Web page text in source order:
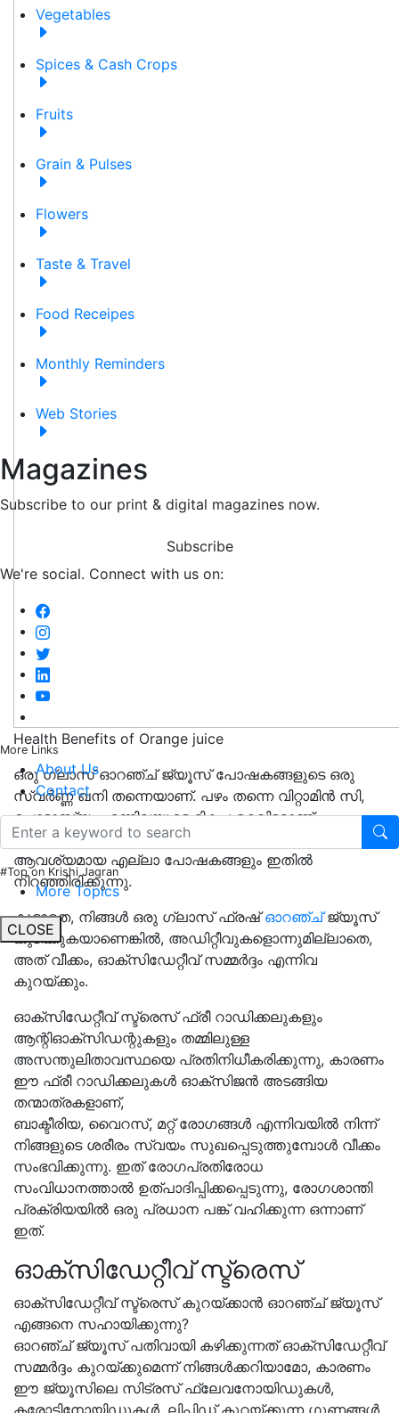
Vegetables
Spices & Cash Crops
Fruits
Grain & Pulses
Flowers
Taste & Travel
Food Receipes
Monthly Reminders
Web Stories
Magazines
Subscribe to our print & digital magazines now.
Subscribe
We're social. Connect with us on:
More Links
About Us
Contact
#Top on Krishi Jagran
More Topics
CLOSE
Health Benefits of Orange juice
ഒരു ഗ്ലാസ് ഓറഞ്ച് ജ്യൂസ് പോഷകങ്ങളുടെ ഒരു
സ്വർണ്ണ ഖനി തന്നെയാണ്. പഴം തന്നെ വിറ്റാമിൻ സി,
പൊട്ടാസ്യം എന്നിവയുടെ മികച്ച ഉറവിടമാണ്,
വിശ്വസിച്ചാലും ഇല്ലെങ്കിലും, നിങ്ങൾക്ക് ദിവസേന
ആവശ്യമായ എല്ലാ പോഷകങ്ങളും ഇതിൽ
നിറഞ്ഞിരിക്കുന്നു.
കൂടാതെ, നിങ്ങൾ ഒരു ഗ്ലാസ് ഫ്രഷ്ഓറഞ്ച്ജ്യൂസ്
കുടിക്കുകയാണെങ്കിൽ, അഡിറ്റീവുകളൊന്നുമില്ലാതെ,
അത് വീക്കം, ഓക്സിഡേറ്റീവ് സമ്മർദ്ദം എന്നിവ
കുറയ്ക്കും.
ഓക്‌സിഡേറ്റീവ് സ്ട്രെസ് ഫ്രീ റാഡിക്കലുകളും
ആന്റിഓക്‌സിഡന്റുകളും തമ്മിലുള്ള
അസന്തുലിതാവസ്ഥയെ പ്രതിനിധീകരിക്കുന്നു, കാരണം
ഈ ഫ്രീ റാഡിക്കലുകൾ ഓക്സിജൻ അടങ്ങിയ
തന്മാത്രകളാണ്,
ബാക്ടീരിയ, വൈറസ്, മറ്റ് രോഗങ്ങൾ എന്നിവയിൽ നിന്ന്
നിങ്ങളുടെ ശരീരം സ്വയം സുഖപ്പെടുത്തുമ്പോൾ വീക്കം
സംഭവിക്കുന്നു. ഇത് രോഗപ്രതിരോധ
സംവിധാനത്താൽ ഉത്പാദിപ്പിക്കപ്പെടുന്നു, രോഗശാന്തി
പ്രക്രിയയിൽ ഒരു പ്രധാന പങ്ക് വഹിക്കുന്ന ഒന്നാണ്
ഇത്.
ഓക്സിഡേറ്റീവ് സ്ട്രെസ്
ഓക്സിഡേറ്റീവ് സ്ട്രെസ് കുറയ്ക്കാൻ ഓറഞ്ച് ജ്യൂസ്
എങ്ങനെ സഹായിക്കുന്നു?
ഓറഞ്ച് ജ്യൂസ് പതിവായി കഴിക്കുന്നത് ഓക്സിഡേറ്റീവ്
സമ്മർദ്ദം കുറയ്ക്കുമെന്ന് നിങ്ങൾക്കറിയാമോ, കാരണം
ഈ ജ്യൂസിലെ സിട്രസ് ഫ്ലേവനോയിഡുകൾ,
കരോട്ടിനോയിഡുകൾ, ലിപിഡ് കുറയ്ക്കുന്ന ഗുണങ്ങൾ